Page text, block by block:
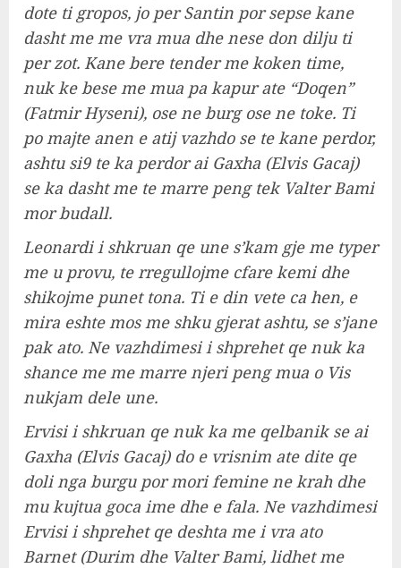
dote ti gropos, jo per Santin por sepse kane
dasht me me vra mua dhe nese don dilju ti
per zot. Kane bere tender me koken time,
nuk ke bese me mua pa kapur ate “Doqen”
(Fatmir Hyseni), ose ne burg ose ne toke. Ti
po majte anen e atij vazhdo se te kane perdor,
ashtu si9 te ka perdor ai Gaxha (Elvis Gacaj)
se ka dasht me te marre peng tek Valter Bami
mor budall.
Leonardi i shkruan qe une s’kam gje me typer
me u provu, te rregullojme cfare kemi dhe
shikojme punet tona. Ti e din vete ca hen, e
mira eshte mos me shku gjerat ashtu, se s’jane
pak ato. Ne vazhdimesi i shprehet qe nuk ka
shance me me marre njeri peng mua o Vis
nukjam dele une.
Ervisi i shkruan qe nuk ka me qelbanik se ai
Gaxha (Elvis Gacaj) do e vrisnim ate dite qe
doli nga burgu por mori femine ne krah dhe
mu kujtua goca ime dhe e fala. Ne vazhdimesi
Ervisi i shprehet qe deshta me i vra ato
Barnet (Durim dhe Valter Bami, lidhet me